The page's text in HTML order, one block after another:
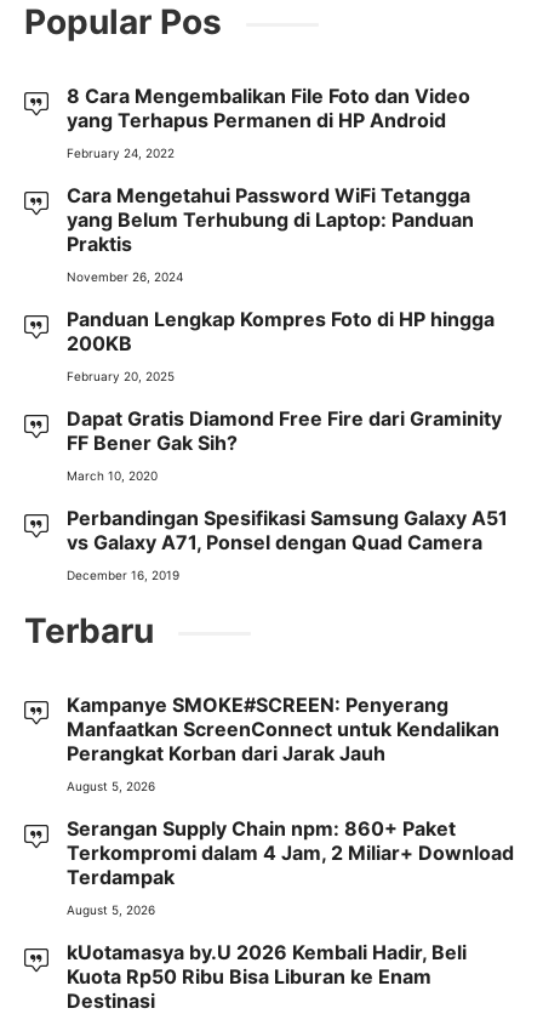
Popular Pos
8 Cara Mengembalikan File Foto dan Video
yang Terhapus Permanen di HP Android
February 24, 2022
Cara Mengetahui Password WiFi Tetangga
yang Belum Terhubung di Laptop: Panduan
Praktis
November 26, 2024
Panduan Lengkap Kompres Foto di HP hingga
200KB
February 20, 2025
Dapat Gratis Diamond Free Fire dari Graminity
FF Bener Gak Sih?
March 10, 2020
Perbandingan Spesifikasi Samsung Galaxy A51
vs Galaxy A71, Ponsel dengan Quad Camera
December 16, 2019
Terbaru
Kampanye SMOKE#SCREEN: Penyerang
Manfaatkan ScreenConnect untuk Kendalikan
Perangkat Korban dari Jarak Jauh
August 5, 2026
Serangan Supply Chain npm: 860+ Paket
Terkompromi dalam 4 Jam, 2 Miliar+ Download
Terdampak
August 5, 2026
kUotamasya by.U 2026 Kembali Hadir, Beli
Kuota Rp50 Ribu Bisa Liburan ke Enam
Destinasi